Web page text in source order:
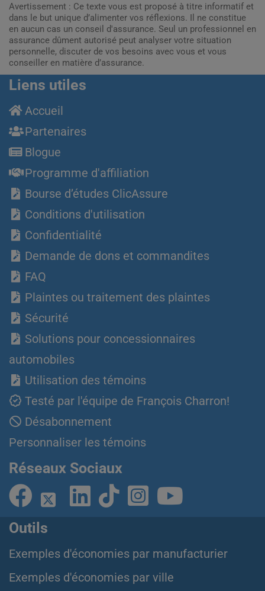
Avertissement : Ce texte vous est proposé à titre informatif et
dans le but unique d’alimenter vos réflexions. Il ne constitue
en aucun cas un conseil d'assurance. Seul un professionnel en
assurance dûment autorisé peut analyser votre situation
personnelle, discuter de vos besoins avec vous et vous
conseiller en matière d’assurance.
Liens utiles
Accueil
Partenaires
Blogue
Programme d'affiliation
Bourse d’études ClicAssure
Conditions d'utilisation
Confidentialité
Demande de dons et commandites
FAQ
Plaintes ou traitement des plaintes
Sécurité
Solutions pour concessionnaires
automobiles
Utilisation des témoins
Testé par l'équipe de François Charron!
Désabonnement
Personnaliser les témoins
Réseaux Sociaux
Outils
Exemples d'économies par manufacturier
Exemples d'économies par ville